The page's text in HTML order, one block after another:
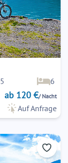
5
6
ab 120 €/ Nacht
Auf Anfrage